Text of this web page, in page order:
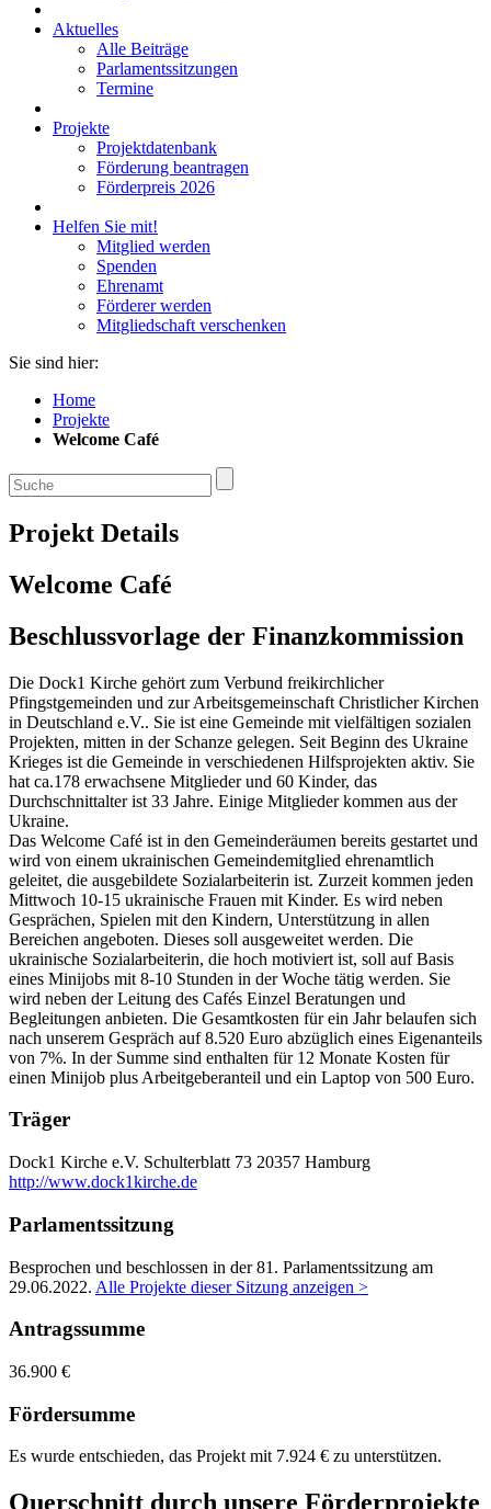
Aktuelles
Alle Beiträge
Parlamentssitzungen
Termine
Projekte
Projektdatenbank
Förderung beantragen
Förderpreis 2026
Helfen Sie mit!
Mitglied werden
Spenden
Ehrenamt
Förderer werden
Mitgliedschaft verschenken
Sie sind hier:
Home
Projekte
Welcome Café
Projekt Details
Welcome Café
Beschlussvorlage der Finanzkommission
Die Dock1 Kirche gehört zum Verbund freikirchlicher
Pfingstgemeinden und zur Arbeitsgemeinschaft Christlicher Kirchen
in Deutschland e.V.. Sie ist eine Gemeinde mit vielfältigen sozialen
Projekten, mitten in der Schanze gelegen. Seit Beginn des Ukraine
Krieges ist die Gemeinde in verschiedenen Hilfsprojekten aktiv. Sie
hat ca.178 erwachsene Mitglieder und 60 Kinder, das
Durchschnittalter ist 33 Jahre. Einige Mitglieder kommen aus der
Ukraine.
Das Welcome Café ist in den Gemeinderäumen bereits gestartet und
wird von einem ukrainischen Gemeindemitglied ehrenamtlich
geleitet, die ausgebildete Sozialarbeiterin ist. Zurzeit kommen jeden
Mittwoch 10-15 ukrainische Frauen mit Kinder. Es wird neben
Gesprächen, Spielen mit den Kindern, Unterstützung in allen
Bereichen angeboten. Dieses soll ausgeweitet werden. Die
ukrainische Sozialarbeiterin, die hoch motiviert ist, soll auf Basis
eines Minijobs mit 8-10 Stunden in der Woche tätig werden. Sie
wird neben der Leitung des Cafés Einzel Beratungen und
Begleitungen anbieten. Die Gesamtkosten für ein Jahr belaufen sich
nach unserem Gespräch auf 8.520 Euro abzüglich eines Eigenanteils
von 7%. In der Summe sind enthalten für 12 Monate Kosten für
einen Minijob plus Arbeitgeberanteil und ein Laptop von 500 Euro.
Träger
Dock1 Kirche e.V. Schulterblatt 73 20357 Hamburg
http://www.dock1kirche.de
Parlamentssitzung
Besprochen und beschlossen in der 81. Parlamentssitzung am
29.06.2022. Alle Projekte dieser Sitzung anzeigen >
Antragssumme
36.900 €
Fördersumme
Es wurde entschieden, das Projekt mit 7.924 € zu unterstützen.
Querschnitt durch unsere Förderprojekte